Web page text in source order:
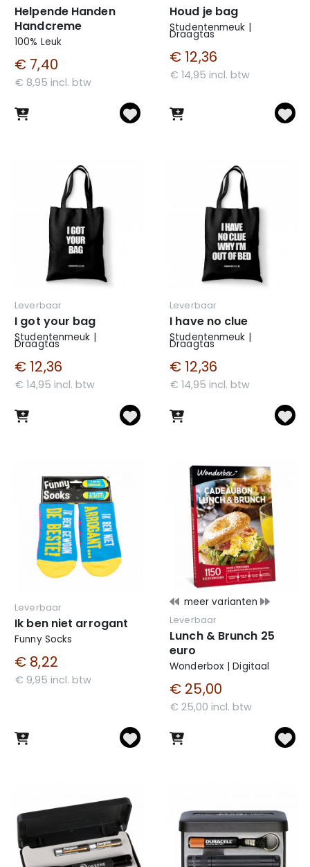
Helpende Handen
Handcreme
100% Leuk
€ 7,40
€ 8,95 incl. btw
Houd je bag
Studentenmeuk |
Draagtas
€ 12,36
€ 14,95 incl. btw
Leverbaar
I got your bag
Studentenmeuk |
Draagtas
€ 12,36
€ 14,95 incl. btw
Leverbaar
I have no clue
Studentenmeuk |
Draagtas
€ 12,36
€ 14,95 incl. btw
Leverbaar
Ik ben niet arrogant
Funny Socks
€ 8,22
€ 9,95 incl. btw
meer varianten
Leverbaar
Lunch & Brunch 25
euro
Wonderbox | Digitaal
€ 25,00
€ 25,00 incl. btw